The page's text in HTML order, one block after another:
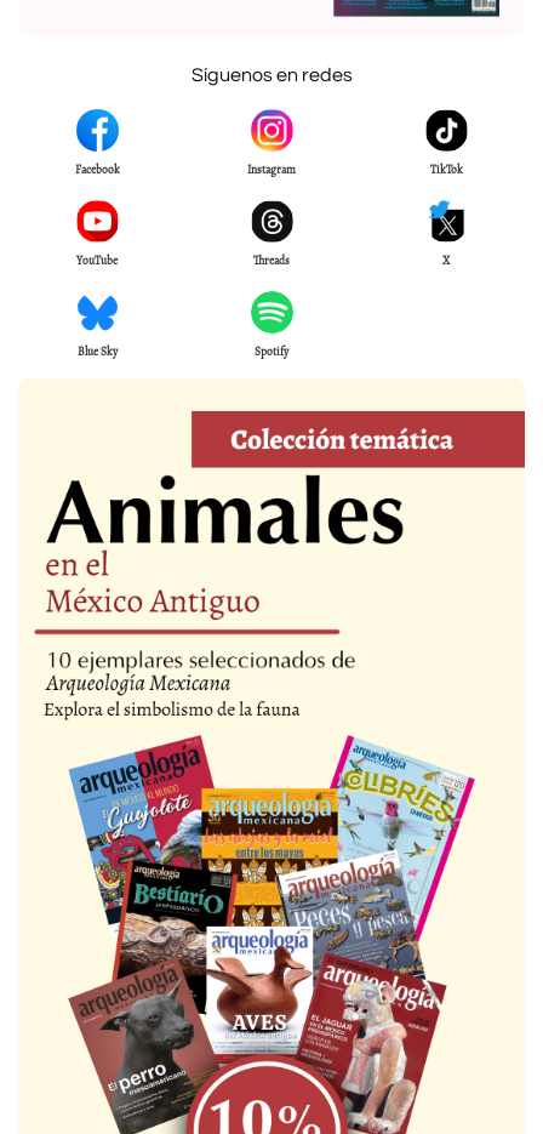
Síguenos en redes
Facebook Instagram TikTok
YouTube Threads X
Blue Sky Spotify